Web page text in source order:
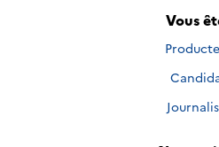
Vous